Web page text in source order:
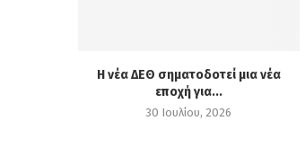
Η νέα ΔΕΘ σηματοδοτεί μια νέα
εποχή για...
30 Ιουλίου, 2026